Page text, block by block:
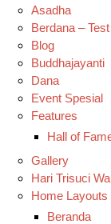
Asadha
Berdana – Test
Blog
Buddhajayanti
Dana
Event Spesial
Features
Hall of
Gallery
Hari Trisuci
Home Layouts
Beranda